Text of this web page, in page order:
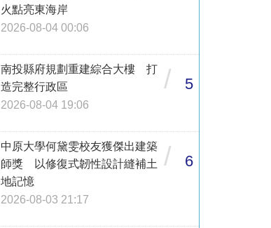
火點亮東海岸
2026-08-04 00:06
南投縣府規劃重建綜合大樓 打
造完整行政區
2026-08-04 19:06
/ 5
中原大學何黛雯校友獲傑出建築
師獎 以修復式韌性設計縫補土
地記憶
2026-08-03 21:17
/ 6